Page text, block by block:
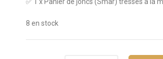
8 en stock